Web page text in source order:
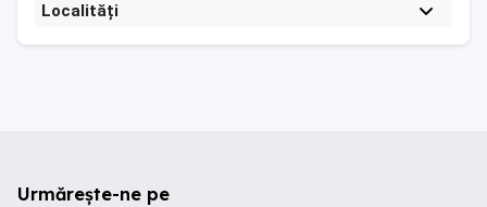
Localități
Urmărește-ne pe